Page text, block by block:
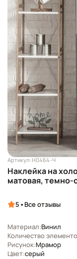
Артикул: Н0464-Ч
Наклейка на
матовая, темно-
5 • Все отзывы
Материал:Винил
Количество
Рисунок:Мрамор
Цвет:серый